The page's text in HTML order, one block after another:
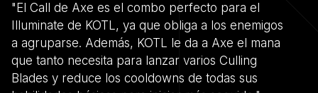
"El Call de Axe es el combo perfecto para el
Illuminate de KOTL, ya que obliga a los enemigos
a agruparse. Además, KOTL le da a Axe el mana
que tanto necesita para lanzar varios Culling
Blades y reduce los cooldowns de todas sus